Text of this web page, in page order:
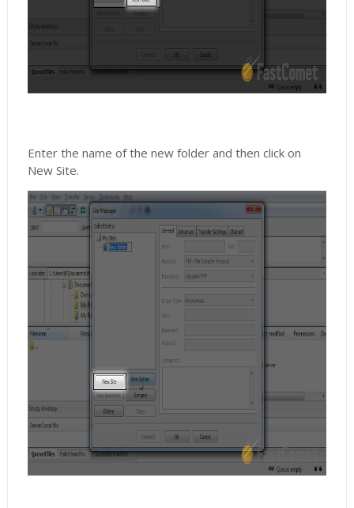
Enter the name of the new folder and then click on
New Site.